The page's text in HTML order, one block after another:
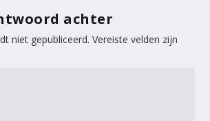
achter
niet gepubliceerd. Vereiste velden zijn